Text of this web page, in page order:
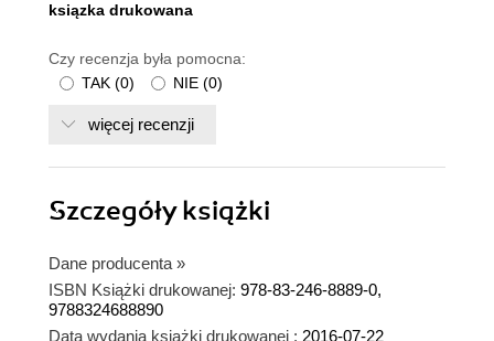
ksiązka drukowana
Czy recenzja była pomocna:
TAK (0) NIE (0)
więcej recenzji
Szczegółyksiążki
Dane producenta »
ISBN Książki drukowanej: 978-83-246-8889-0,
9788324688890
Data wydania książki drukowanej : 2016-07-22